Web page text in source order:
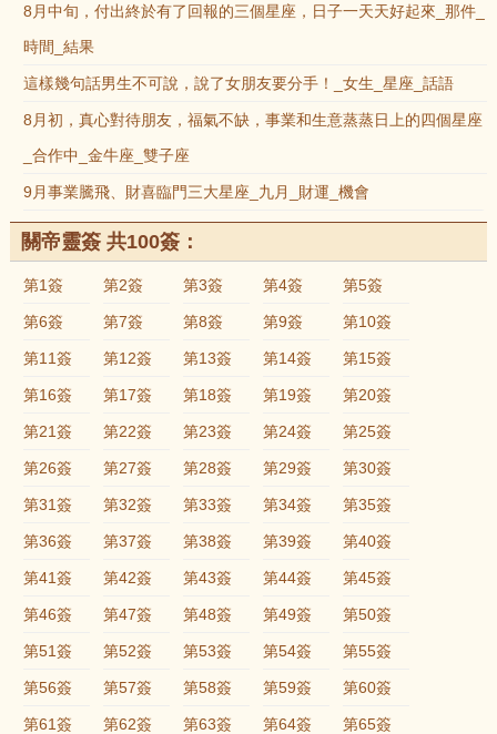
8月中旬，付出終於有了回報的三個星座，日子一天天好起來_那件_
時間_結果
這樣幾句話男生不可說，說了女朋友要分手！_女生_星座_話語
8月初，真心對待朋友，福氣不缺，事業和生意蒸蒸日上的四個星座
_合作中_金牛座_雙子座
9月事業騰飛、財喜臨門三大星座_九月_財運_機會
關帝靈簽 共100簽：
第1簽 第2簽 第3簽 第4簽 第5簽
第6簽 第7簽 第8簽 第9簽 第10簽
第11簽 第12簽 第13簽 第14簽 第15簽
第16簽 第17簽 第18簽 第19簽 第20簽
第21簽 第22簽 第23簽 第24簽 第25簽
第26簽 第27簽 第28簽 第29簽 第30簽
第31簽 第32簽 第33簽 第34簽 第35簽
第36簽 第37簽 第38簽 第39簽 第40簽
第41簽 第42簽 第43簽 第44簽 第45簽
第46簽 第47簽 第48簽 第49簽 第50簽
第51簽 第52簽 第53簽 第54簽 第55簽
第56簽 第57簽 第58簽 第59簽 第60簽
第61簽 第62簽 第63簽 第64簽 第65簽